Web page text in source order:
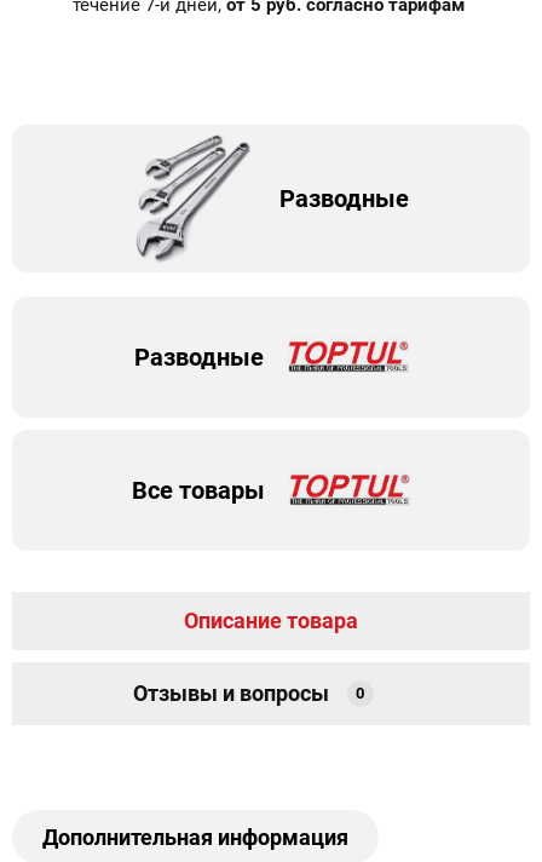
течение 7-и дней, от 5 руб. согласно тарифам
Разводные
Разводные
Все товары
Описание товара
Отзывы и вопросы 0
Дополнительная информация